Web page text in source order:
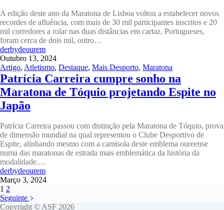
A edição deste ano da Maratona de Lisboa voltou a estabelecer novos
recordes de afluência, com mais de 30 mil participantes inscritos e 20
mil corredores a rolar nas duas distâncias em cartaz. Portugueses,
foram cerca de dois mil, outro…
derbydeourem
Outubro 13, 2024
Artigo, Atletismo, Destaque, Mais Desporto, Maratona
Patrícia Carreira cumpre sonho na
Maratona de Tóquio projetando Espite no
Japão
Patrícia Carreira passou com distinção pela Maratona de Tóquio, prova
de dimensão mundial na qual representou o Clube Desportivo de
Espite, alinhando mesmo com a camisola deste emblema oureense
numa das maratonas de estrada mais emblemática da história da
modalidade.…
derbydeourem
Março 3, 2024
1 2
Seguinte
Copyright © ASF 2026